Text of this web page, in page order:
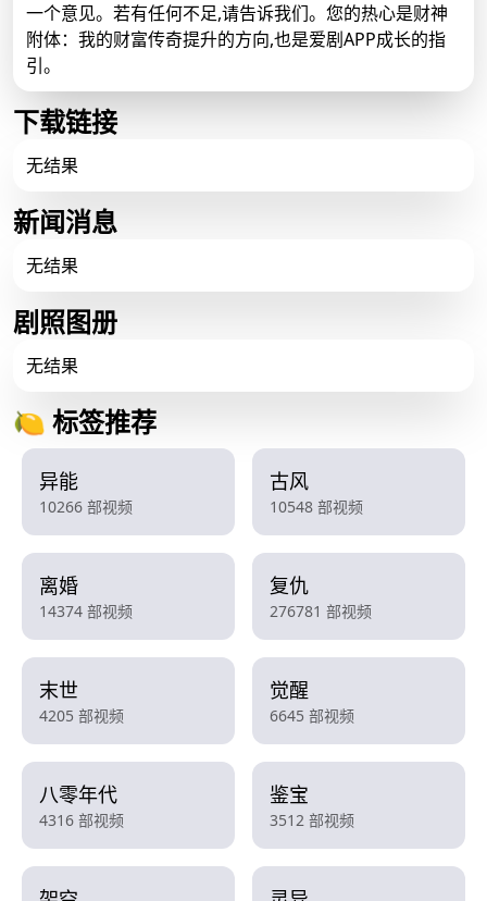
一个意见。若有任何不足,请告诉我们。您的热心是财神
附体：我的财富传奇提升的方向,也是爱剧APP成长的指
引。
下载链接
无结果
新闻消息
无结果
剧照图册
无结果
🍋 标签推荐
异能
10266 部视频
古风
10548 部视频
离婚
14374 部视频
复仇
276781 部视频
末世
4205 部视频
觉醒
6645 部视频
八零年代
4316 部视频
鉴宝
3512 部视频